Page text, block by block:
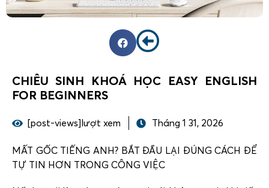
CHIÊU SINH KHOÁ HỌC EASY ENGLISH
FOR BEGINNERS
[post-views]lượt xem Tháng 1 31, 2026
MẤT GỐC TIẾNG ANH? BẮT ĐẦU LẠI ĐÚNG CÁCH ĐỂ
TỰ TIN HƠN TRONG CÔNG VIỆC